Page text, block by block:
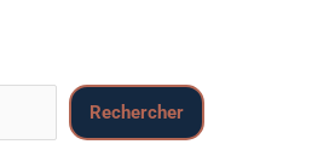
Rechercher